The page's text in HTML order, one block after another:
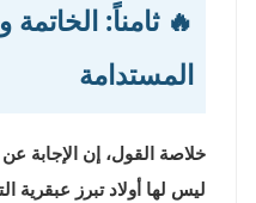
🔥 ثامناً: الخاتمة
المستدامة
خلاصة القول، إن الإجابة
ليس لها أولاد تبرز عبقرية